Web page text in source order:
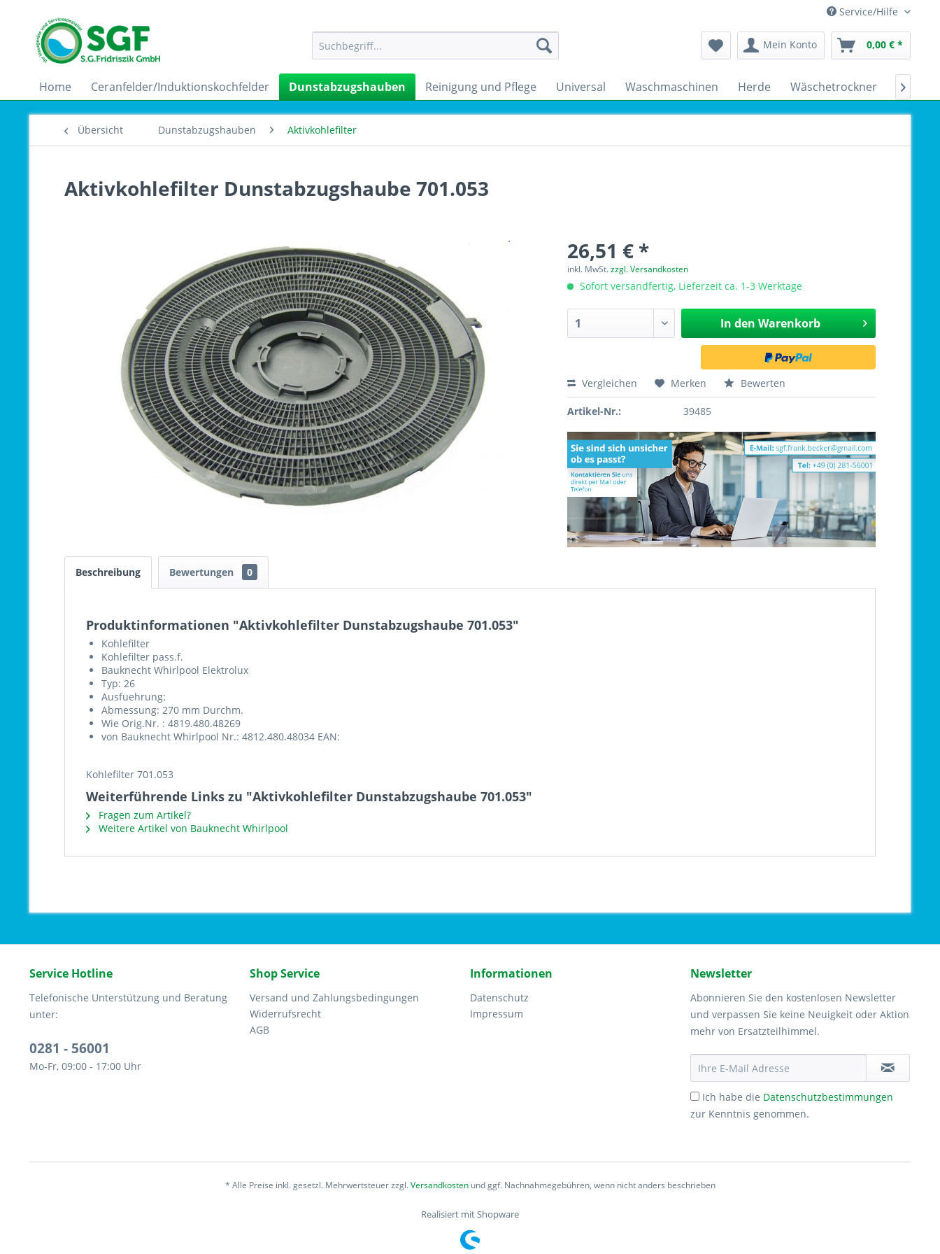
Service/Hilfe
Mein Konto 0,00 € *
Home Ceranfelder/Induktionskochfelder Dunstabzugshauben Reinigung und Pflege Universal Waschmaschinen Herde Wäschetrockner 
Übersicht Dunstabzugshauben Aktivkohlefilter
Aktivkohlefilter Dunstabzugshaube 701.053
26,51 € *
inkl. MwSt.zzgl. Versandkosten
Sofort versandfertig, Lieferzeit ca. 1-3 Werktage
In den Warenkorb
Vergleichen Merken Bewerten
Artikel-Nr.: 39485
Beschreibung Bewertungen 0
Produktinformationen "Aktivkohlefilter Dunstabzugshaube 701.053"
Kohlefilter
Kohlefilter pass.f.
Bauknecht Whirlpool Elektrolux
Typ: 26
Ausfuehrung:
Abmessung: 270 mm Durchm.
Wie Orig.Nr. : 4819.480.48269
von Bauknecht Whirlpool Nr.: 4812.480.48034 EAN:
Kohlefilter 701.053
Weiterführende Links zu "Aktivkohlefilter Dunstabzugshaube 701.053"
Fragen zum Artikel?
Weitere Artikel von Bauknecht Whirlpool
Service Hotline
Telefonische Unterstützung und Beratung
unter:
0281 - 56001
Mo-Fr, 09:00 - 17:00 Uhr
Shop Service
Versand und Zahlungsbedingungen
Widerrufsrecht
AGB
Informationen
Datenschutz
Impressum
Newsletter
Abonnieren Sie den kostenlosen Newsletter
und verpassen Sie keine Neuigkeit oder Aktion
mehr von Ersatzteilhimmel.
Ich habe die Datenschutzbestimmungen
zur Kenntnis genommen.
* Alle Preise inkl. gesetzl. Mehrwertsteuer zzgl.Versandkostenund ggf. Nachnahmegebühren, wenn nicht anders beschrieben
Realisiert mit Shopware